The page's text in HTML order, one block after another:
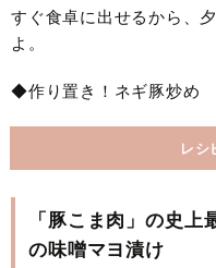
すぐ食卓に出せるから、
よ。
◆作り置き！ネギ豚炒め
レシ
「豚こま肉」の史
の味噌マヨ漬け